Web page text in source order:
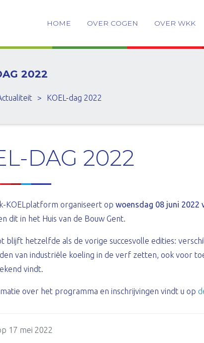
HOME OVER COGEN OVER WKK
2022
> KOEL-dag 2022
DAG 2022
KOELplatform organiseert op woensdag 08 juni 2022
dit in het Huis van de Bouw Gent.
blijft hetzelfde als de vorige succesvolle edities:
van industriële koeling in de verf zetten, ook voor
vindt.
over het programma en inschrijvingen vindt u op
17 mei 2022